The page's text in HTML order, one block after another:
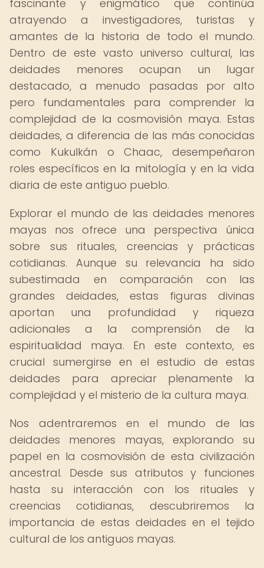
fascinante y enigmático que continúa
atrayendo a investigadores, turistas y
amantes de la historia de todo el mundo.
Dentro de este vasto universo cultural, las
deidades menores ocupan un lugar
destacado, a menudo pasadas por alto
pero fundamentales para comprender la
complejidad de la cosmovisión maya. Estas
deidades, a diferencia de las más conocidas
como Kukulkán o Chaac, desempeñaron
roles específicos en la mitología y en la vida
diaria de este antiguo pueblo.
Explorar el mundo de las deidades menores
mayas nos ofrece una perspectiva única
sobre sus rituales, creencias y prácticas
cotidianas. Aunque su relevancia ha sido
subestimada en comparación con las
grandes deidades, estas figuras divinas
aportan una profundidad y riqueza
adicionales a la comprensión de la
espiritualidad maya. En este contexto, es
crucial sumergirse en el estudio de estas
deidades para apreciar plenamente la
complejidad y el misterio de la cultura maya.
Nos adentraremos en el mundo de las
deidades menores mayas, explorando su
papel en la cosmovisión de esta civilización
ancestral. Desde sus atributos y funciones
hasta su interacción con los rituales y
creencias cotidianas, descubriremos la
importancia de estas deidades en el tejido
cultural de los antiguos mayas.